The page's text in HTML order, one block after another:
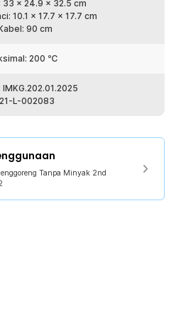
33 x 24.9 x 32.5 cm
10.1 x 17.7 x 17.7 cm
90 cm
200 ℃
IMKG.202.01.2025
L-002083
Tanpa Minyak 2nd